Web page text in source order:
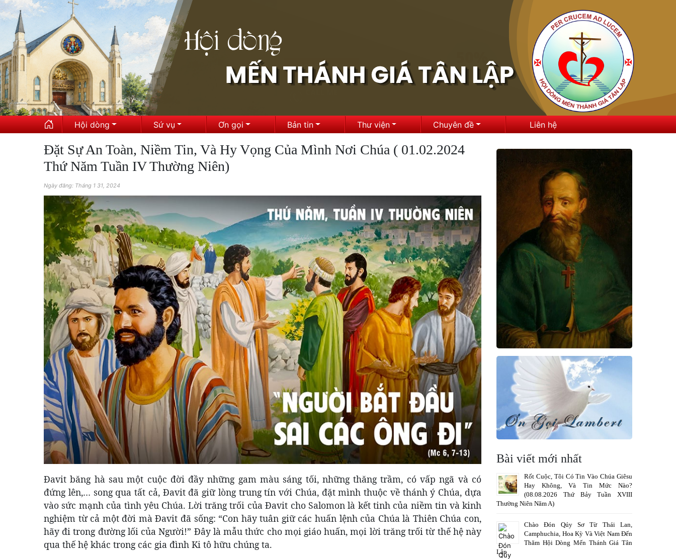
Hội dòng Sứ vụ Ơn gọi Bản tin Thư viện Chuyên đề Liên hệ
Đặt Sự An Toàn, Niềm Tin, Và Hy Vọng Của Mình Nơi Chúa ( 01.02.2024
Thứ Năm Tuần IV Thường Niên)
Ngày đăng: Tháng 1 31, 2024
Đavit băng hà sau một cuộc đời đầy những gam màu sáng tối, những thăng trầm, có vấp ngã và có
đứng lên,… song qua tất cả, Đavit đã giữ lòng trung tín với Chúa, đặt mình thuộc về thánh ý Chúa, dựa
vào sức mạnh của tình yêu Chúa. Lời trăng trối của Đavit cho Salomon là kết tinh của niềm tin và kinh
nghiệm từ cả một đời mà Đavit đã sống: “Con hãy tuân giữ các huấn lệnh của Chúa là Thiên Chúa con,
hãy đi trong đường lối củaNgười!” Đây là mẫu thức cho mọi giáo huấn, mọi lời trăng trối từ thế hệ này
qua thế hệ khác trong các gia đình Ki tô hữu chúng ta.
Bài viết mới nhất
Rốt Cuộc, Tôi Có Tin Vào Chúa Giêsu
Hay Không, Và Tin Mức Nào?
(08.08.2026 Thứ Bảy Tuần XVIII
Thường Niên Năm A)
Chào Đón Qúy Sơ Từ Thái Lan,
Camphuchia, Hoa Kỳ Và Việt Nam Đến
Thăm Hội Dòng Mến Thánh Giá Tân
Lập